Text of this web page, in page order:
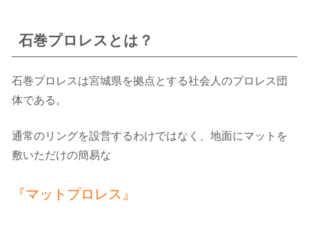
石巻プロレスとは？
石巻プロレスは宮城県を拠点とする社会人のプロレス団
体である。
通常のリングを設営するわけではなく、地面にマットを
敷いただけの簡易な
『マットプロレス』